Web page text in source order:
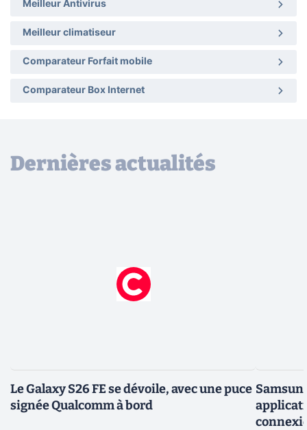
Meilleur Antivirus
Meilleur climatiseur
Comparateur Forfait mobile
Comparateur Box Internet
Dernières actualités
Le Galaxy S26 FE se dévoile, avec une puce
signée Qualcomm à bord